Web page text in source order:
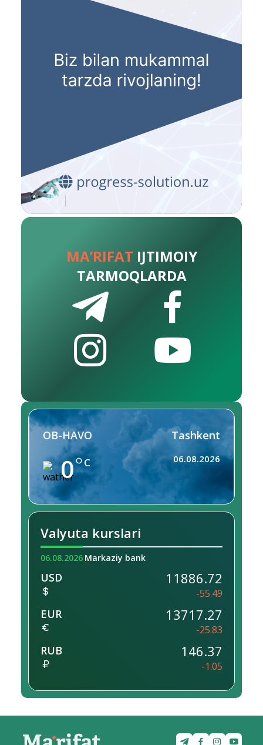
MA’RIFAT IJTIMOIY
TARMOQLARDA
OB-HAVO
0 C
Tashkent
06.08.2026
Valyuta kurslari
06.08.2026 Markaziy bank
USD 11886.72
-55.49
EUR 13717.27
-25.83
RUB 146.37
-1.05